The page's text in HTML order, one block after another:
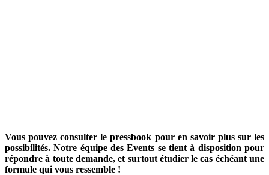
Vous pouvez consulter le pressbook pour en savoir plus sur les
possibilités.Notre équipe des Events se tient à disposition pour
répondre à toute demande, et surtout étudier le cas échéant une
formule qui vous ressemble !